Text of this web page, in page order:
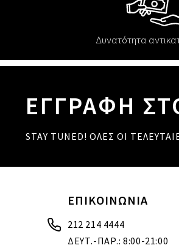
Δυνατότητα
ΕΓΓΡΑΦΗ
STAY TUNED! ΟΛΕΣ ΟΙ
ΕΠΙΚΟΙΝΩΝΙΑ
212 214 4444
ΔΕΥΤ.-ΠΑΡ.: 8:00-21:00